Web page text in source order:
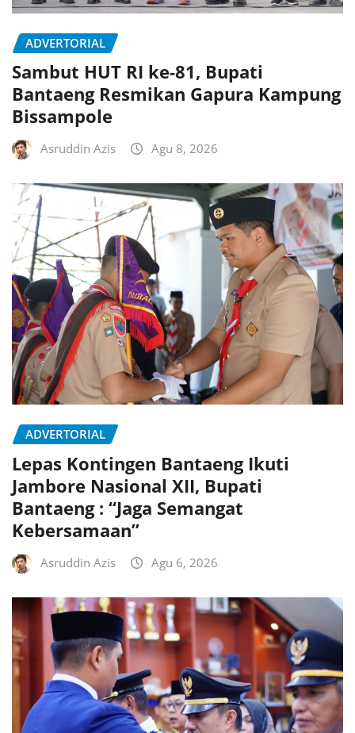
ADVERTORIAL
Sambut HUT RI ke-81, Bupati
Bantaeng Resmikan Gapura Kampung
Bissampole
Asruddin Azis Agu 8, 2026
ADVERTORIAL
Lepas Kontingen Bantaeng Ikuti
Jambore Nasional XII, Bupati
Bantaeng : “Jaga Semangat
Kebersamaan”
Asruddin Azis Agu 6, 2026